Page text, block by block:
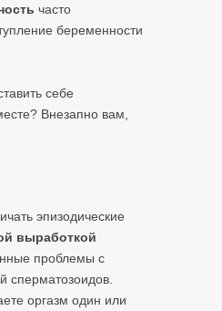
часто
беременности
себе
Внезапно вам,
эпизодические
выработкой
проблемы с
сперматозоидов.
оргазм один или